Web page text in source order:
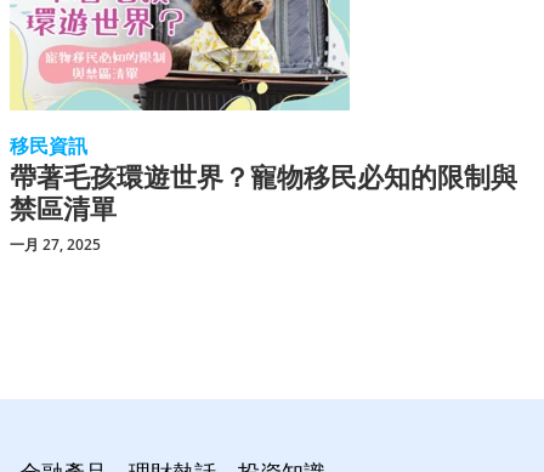
移民資訊
帶著毛孩環遊世界？寵物移民必知的限制與
禁區清單
一月 27, 2025